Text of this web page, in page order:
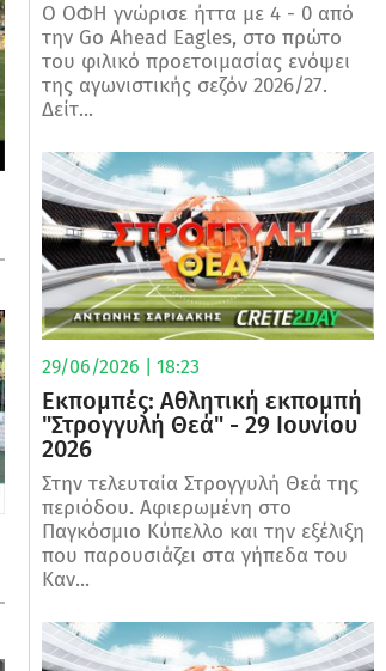
Ο ΟΦΗ γνώρισε ήττα με 4 - 0 από
την Go Ahead Eagles, στο πρώτο
του φιλικό προετοιμασίας ενόψει
της αγωνιστικής σεζόν 2026/27.
Δείτ...
29/06/2026 | 18:23
Εκπομπές: Αθλητική εκπομπή
"Στρογγυλή Θεά" - 29 Ιουνίου
2026
Στην τελευταία Στρογγυλή Θεά της
περιόδου. Αφιερωμένη στο
Παγκόσμιο Κύπελλο και την εξέλιξη
που παρουσιάζει στα γήπεδα του
Καν...